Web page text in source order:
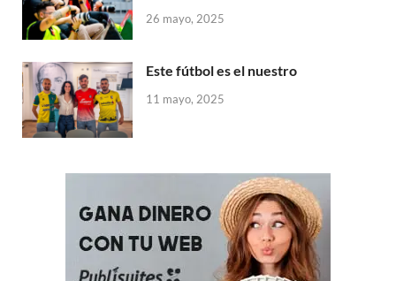
26 mayo, 2025
Este fútbol es el nuestro
11 mayo, 2025